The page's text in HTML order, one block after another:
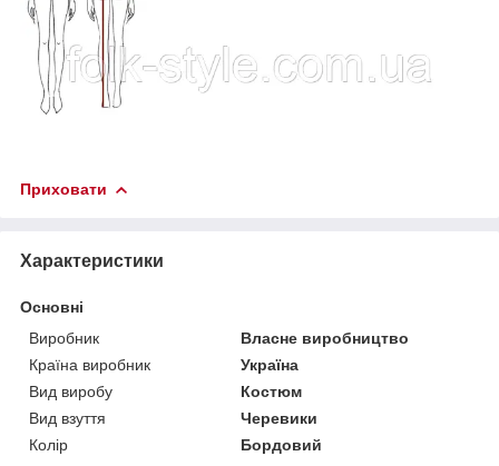
Приховати
Характеристики
Основні
Виробник
Власне виробництво
Країна виробник
Україна
Вид виробу
Костюм
Вид взуття
Черевики
Колір
Бордовий